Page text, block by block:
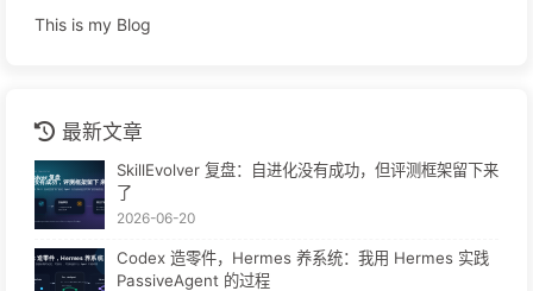
This is my Blog
最新文章
SkillEvolver 复盘：自进化没有成功，但评测框架留下来
了
2026-06-20
Codex 造零件，Hermes 养系统：我用 Hermes 实践
PassiveAgent 的过程